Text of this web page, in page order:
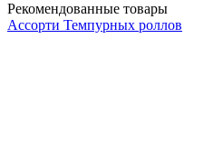
Рекомендованные товары
Ассорти Темпурных роллов